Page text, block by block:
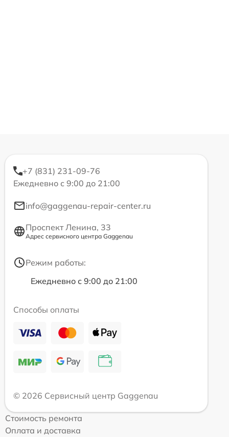
+7 (831) 231-09-76
Ежедневно с 9:00 до 21:00
info@gaggenau-repair-center.ru
Проспект Ленина, 33
Адрес сервисного центра Gaggenau
Режим работы:
Ежедневно с 9:00 до 21:00
Способы оплаты
© 2026 Сервисный центр Gaggenau
Стоимость ремонта
Оплата и доставка